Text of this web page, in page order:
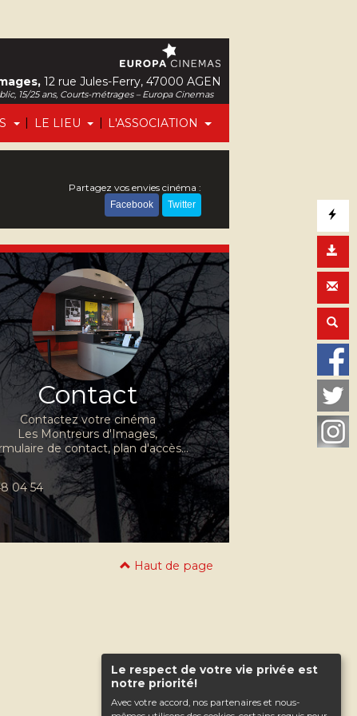
Le respect de votre vie privée est
notre priorité!
Avec votre accord, nos partenaires et nous-
| LE LIEU | L'ASSOCIATION
12 rue Jules-Ferry, 47000 AGEN
15/25 ans, Courts-métrages – Europa Cinemas
Partagez vos envies cinéma :
Facebook Twitter
Contact
Contactez votre cinéma
Les Montreurs d'Images,
de contact, plan d'accès...
04 54
Haut de page